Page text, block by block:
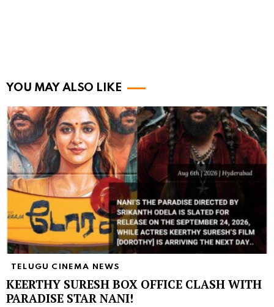
YOU MAY ALSO LIKE
TELUGU CINEMA NEWS
KEERTHY SURESH BOX OFFICE CLASH WITH
PARADISE STAR NANI!